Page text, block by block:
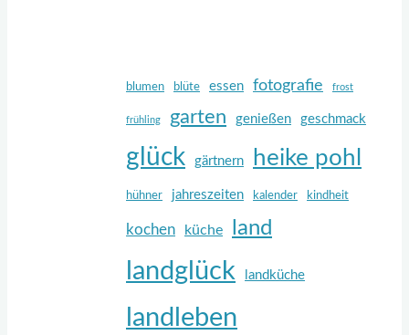
blumen blüte essen fotografie frost
frühling garten genießen geschmack
glück gärtnern heike pohl
hühner jahreszeiten kalender kindheit
kochen küche land
landglück landküche
landleben